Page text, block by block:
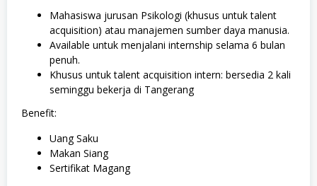
Mahasiswa jurusan Psikologi (khusus untuk talent
acquisition) atau manajemen sumber daya manusia.
Available untuk menjalani internship selama 6 bulan
penuh.
Khusus untuk talent acquisition intern: bersedia 2 kali
seminggu bekerja di Tangerang
Benefit:
Uang Saku
Makan Siang
Sertifikat Magang